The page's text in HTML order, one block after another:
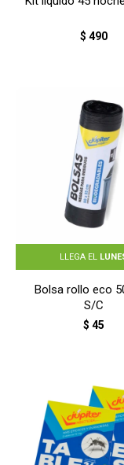
$ 490
LLEGA EL
Bolsa rollo eco
S/C
$ 45